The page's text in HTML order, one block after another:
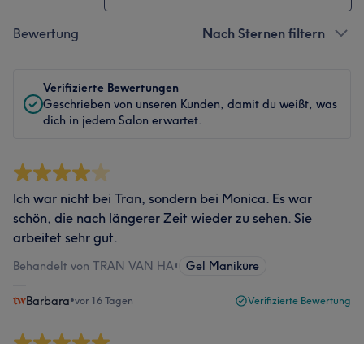
Bewertung Nach Sternen filtern
Verifizierte Bewertungen
Geschrieben von unseren Kunden, damit du weißt, was
dich in jedem Salon erwartet.
Ich war nicht bei Tran, sondern bei Monica. Es war
schön, die nach längerer Zeit wieder zu sehen. Sie
arbeitet sehr gut.
Behandelt von TRAN VAN HA• Gel Maniküre
Barbara•vor 16 Tagen Verifizierte Bewertung